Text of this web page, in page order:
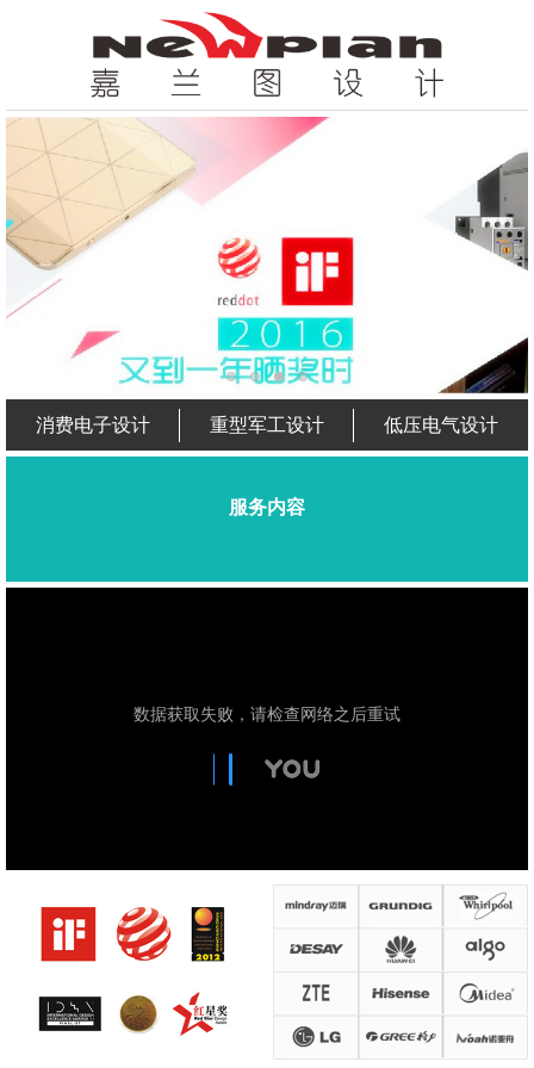
消费电子设计 重型军工设计 低压电气设计
服务内容